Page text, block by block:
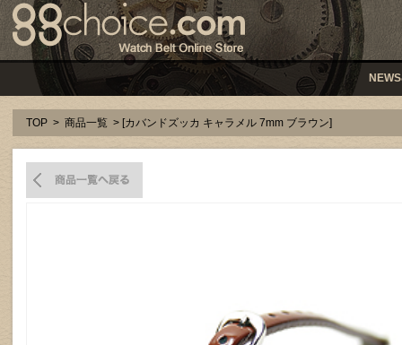
TOP > 商品一覧 > [カバンドズッカ キャラメル 7mm ブラウン]